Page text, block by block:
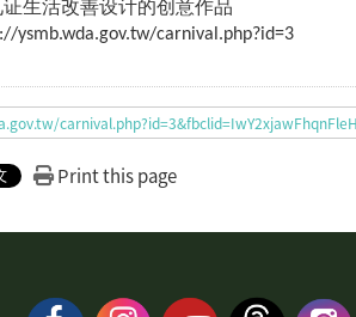
生活改善设计的创意作品
ysmb.wda.gov.tw/carnival.php?id=3
Print this page